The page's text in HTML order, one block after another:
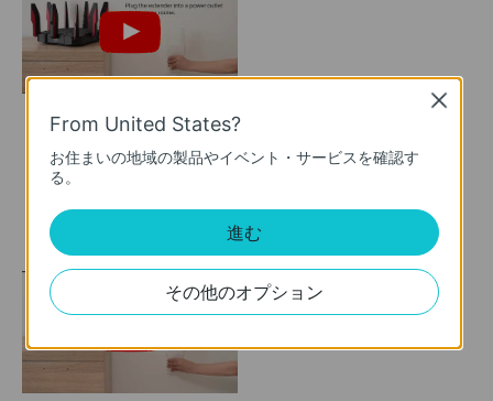
Range Extender via
Web Browser
From United States?
お住まいの地域の製品やイベント・サービスを確認す
る。
進む
その他のオプション
Close